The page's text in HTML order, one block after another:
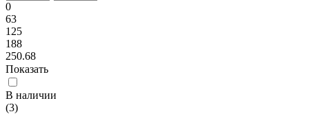
0
63
125
188
250.68
Показать
В наличии
(3)